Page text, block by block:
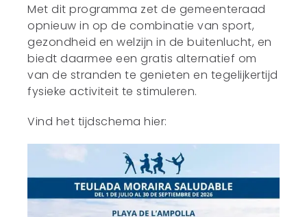
Met dit programma zet de gemeenteraad
opnieuw in op de combinatie van sport,
gezondheid en welzijn in de buitenlucht, en
biedt daarmee een gratis alternatief om
van de stranden te genieten en tegelijkertijd
fysieke activiteit te stimuleren.
Vind het tijdschema hier: